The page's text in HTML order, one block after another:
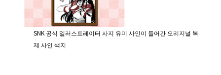
SNK 공식 일러스트레이터 사지 유미 사인이 들어간 오리지널 복
제 사인 색지